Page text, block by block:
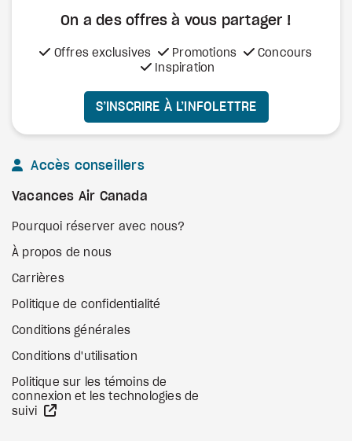
On a des offres à vous partager !
Offres exclusives Promotions
Concours
Inspiration
S’INSCRIRE À L’INFOLETTRE
Accès conseillers
Vacances Air Canada
Pourquoi réserver avec nous?
À propos de nous
Carrières
Politique de confidentialité
Conditions générales
Conditions d'utilisation
Politique sur les témoins de
connexion et les technologies de
suivi